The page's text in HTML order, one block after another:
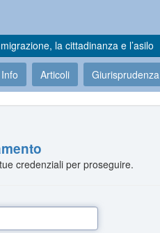
la cittadinanza e l’asilo
Info Articoli Giurisprudenza
credenziali per proseguire.